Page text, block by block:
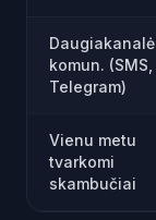
Daugiakanalė
komun. (SMS,
Telegram)
Vienu metu
tvarkomi
skambučiai